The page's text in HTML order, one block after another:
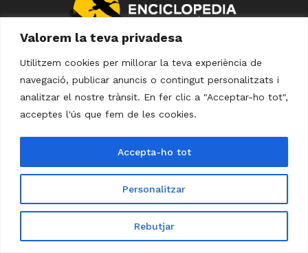
Valorem la teva privadesa
Utilitzem cookies per millorar la teva experiència de
navegació, publicar anuncis o contingut personalitzats i
analitzar el nostre trànsit. En fer clic a "Acceptar-ho tot",
acceptes l'ús que fem de les cookies.
Personalitzar
Rebutjar
Accepta-ho tot
Política de Cookies